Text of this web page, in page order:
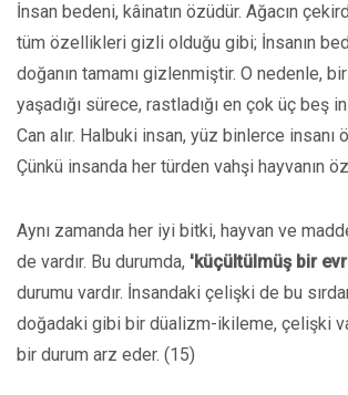
İnsan bedeni, kâinatın özüdür. Ağacın
tüm özellikleri gizli olduğu gibi; İnsanın
doğanın tamamı gizlenmiştir. O nedenle,
yaşadığı sürece, rastladığı en çok üç beş
Can alır. Halbuki insan, yüz binlerce insanı
Çünkü insanda her türden vahşi hayvanın
Aynı zamanda her iyi bitki, hayvan ve
de vardır. Bu durumda, 'küçültülmüş bir
durumu vardır. İnsandaki çelişki de bu
doğadaki gibi bir düalizm-ikileme, çelişki
bir durum arz eder. (15)